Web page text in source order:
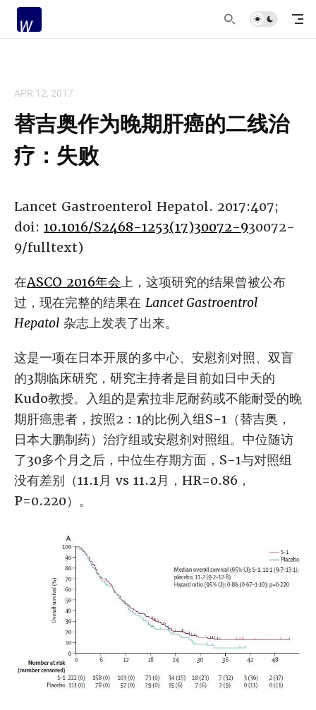
APR 12, 2017
替吉奥作为晚期肝癌的二线治
疗：失败
Lancet Gastroenterol Hepatol. 2017:407;
doi: 10.1016/S2468-1253(17)30072-930072-
9/fulltext)
在ASCO 2016年会上，这项研究的结果曾被公布
过，现在完整的结果在 Lancet Gastroentrol
Hepatol 杂志上发表了出来。
这是一项在日本开展的多中心、安慰剂对照、双盲
的3期临床研究，研究主持者是目前如日中天的
Kudo教授。入组的是索拉非尼耐药或不能耐受的晚
期肝癌患者，按照2：1的比例入组S-1（替吉奥，
日本大鹏制药）治疗组或安慰剂对照组。中位随访
了30多个月之后，中位生存期方面，S-1与对照组
没有差别（11.1月 vs 11.2月，HR=0.86，
P=0.220）。